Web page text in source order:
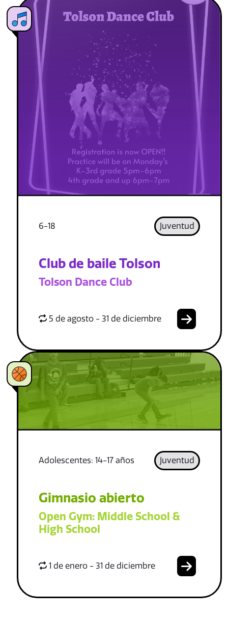
6-18 Juventud
Club de baile Tolson
Tolson Dance Club
5 de agosto - 31 de diciembre
Adolescentes: 14-17 años Juventud
Gimnasio abierto
Open Gym: Middle School &
High School
1 de enero - 31 de diciembre